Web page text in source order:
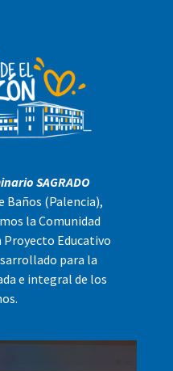
SAGRADO
Baños (Palencia),
la Comunidad
Proyecto Educativo
para la
e integral de los